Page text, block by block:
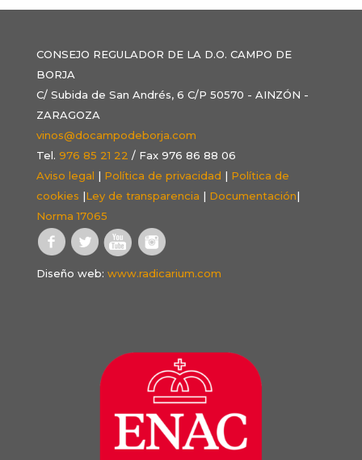
CONSEJO REGULADOR DE LA D.O. CAMPO DE
BORJA
C/ Subida de San Andrés, 6 C/P 50570 - AINZÓN -
ZARAGOZA
vinos@docampodeborja.com
Tel. 976 85 21 22 / Fax 976 86 88 06
Aviso legal | Política de privacidad | Política de
cookies |Ley de transparencia | Documentación|
Norma 17065
Diseño web: www.radicarium.com